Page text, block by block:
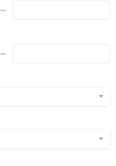
～
～